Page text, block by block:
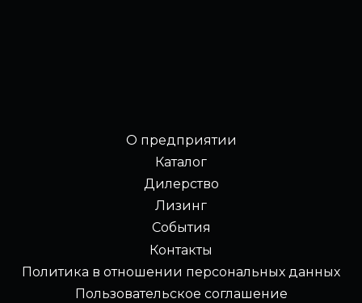
О предприятии
Каталог
Дилерство
Лизинг
События
Контакты
Политика в отношении персональных данных
Пользовательское соглашение